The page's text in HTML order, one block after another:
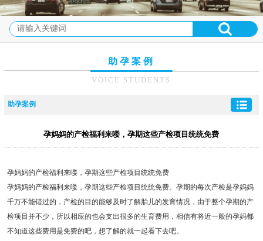
助孕案例
VOICE STUDENTS
助孕案例
孕妈妈的产检福利来喽，孕期这些产检项目统统免费
孕妈妈的产检福利来喽，孕期这些产检项目统统免费
孕妈妈的产检福利来喽，孕期这些产检项目统统免费。孕期的每次产检是孕妈妈
千万不能错过的，产检的目的能够及时了解胎儿的发育情况，由于整个孕期的产
检项目并不少，所以相应的也会支出很多的生育费用，相信有将近一般的孕妈都
不知道这些费用是免费的吧，想了解的就一起看下去吧。